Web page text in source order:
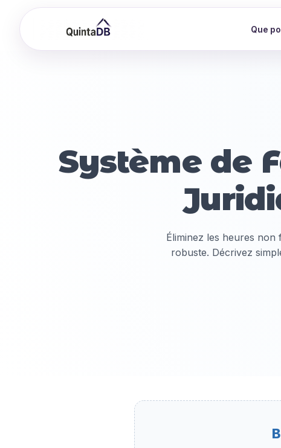
Que
Système de
Éliminez les heures
robuste. Décrivez